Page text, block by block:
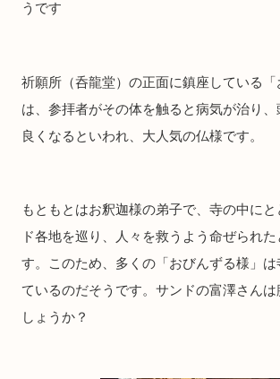
うです
祈願所（呑龍堂）の正面に鎮座している「
は、参拝者がその体を触ると病気が治り
良くなるといわれ、大人気の仏様です。
もともとはお釈迦様の弟子で、寺の中に
ド各地を巡り、人々を救うよう命ぜられ
す。このため、多くの「おびんずる様」
ているのだそうです。サンドの富澤さん
しょうか？